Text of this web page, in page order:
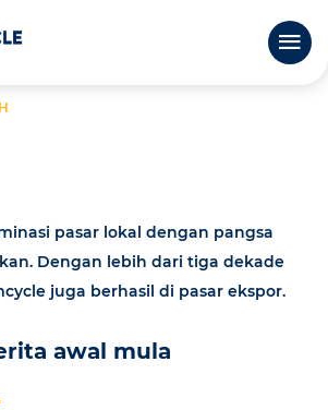
pasar lokal dengan pangsa
Dengan lebih dari tiga dekade
juga berhasil di pasar ekspor.
awal mula